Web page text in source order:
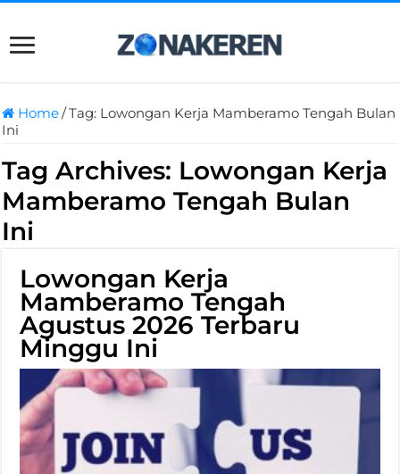
Home/Tag: Lowongan Kerja Mamberamo Tengah Bulan
Ini
Tag Archives: Lowongan Kerja
Mamberamo Tengah Bulan
Ini
Lowongan Kerja
Mamberamo Tengah
Agustus 2026 Terbaru
Minggu Ini